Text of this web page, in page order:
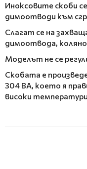
Иноксовите скоби
димоотводи към
Слагат се на
димоотвода,
Моделът не се
Скобата е
304 BA, което я
високи